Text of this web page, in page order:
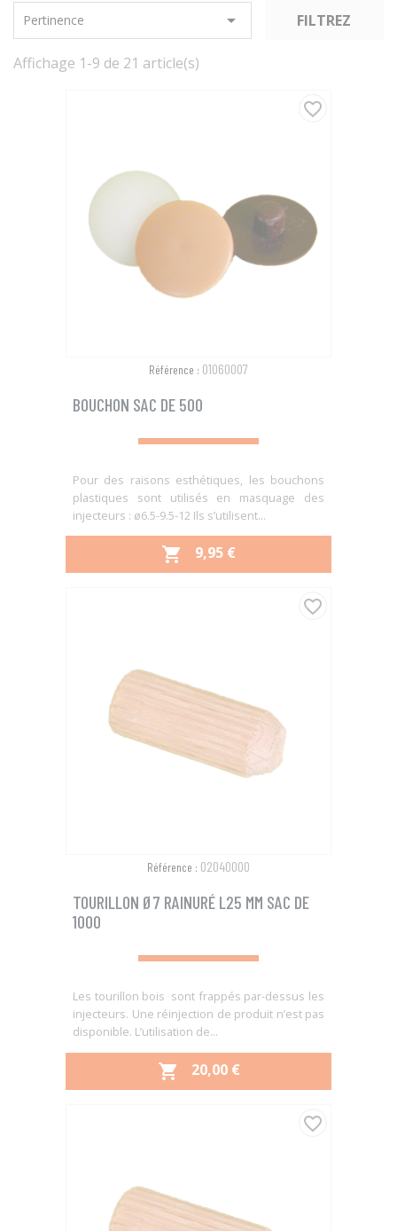
Pertinence  FILTREZ
Affichage 1-9 de 21 article(s)
Référence : 01060007
BOUCHON SAC DE 500
Pour des raisons esthétiques, les bouchons
plastiques sont utilisés en masquage des
injecteurs : ø6.5-9.5-12 Ils s’utilisent...
 PRIX
9,95 €
favorite_border
Référence : 02040000
TOURILLON Ø7 RAINURÉ L25 MM SAC DE
1000
Les tourillon bois sont frappés par-dessus les
injecteurs. Une réinjection de produit n’est pas
disponible. L’utilisation de...
 PRIX
20,00 €
favorite_border
favorite_border